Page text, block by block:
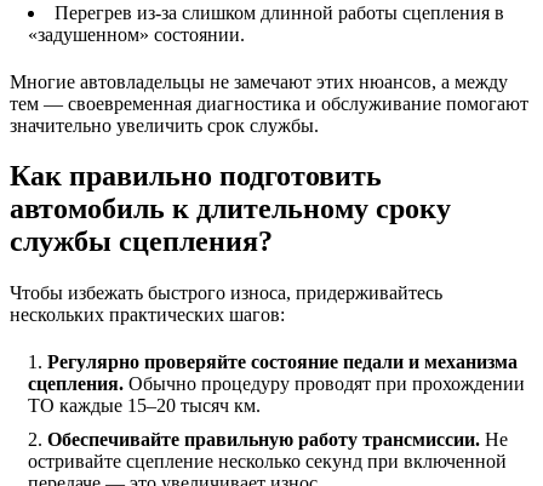
Перегрев из-за слишком длинной работы сцепления в
«задушенном» состоянии.
Многие автовладельцы не замечают этих нюансов, а между
тем — своевременная диагностика и обслуживание помогают
значительно увеличить срок службы.
Как правильно подготовить
автомобиль к длительному сроку
службы сцепления?
Чтобы избежать быстрого износа, придерживайтесь
нескольких практических шагов:
Регулярно проверяйте состояние педали и механизма
сцепления. Обычно процедуру проводят при прохождении
ТО каждые 15–20 тысяч км.
Обеспечивайте правильную работу трансмиссии. Не
остривайте сцепление несколько секунд при включенной